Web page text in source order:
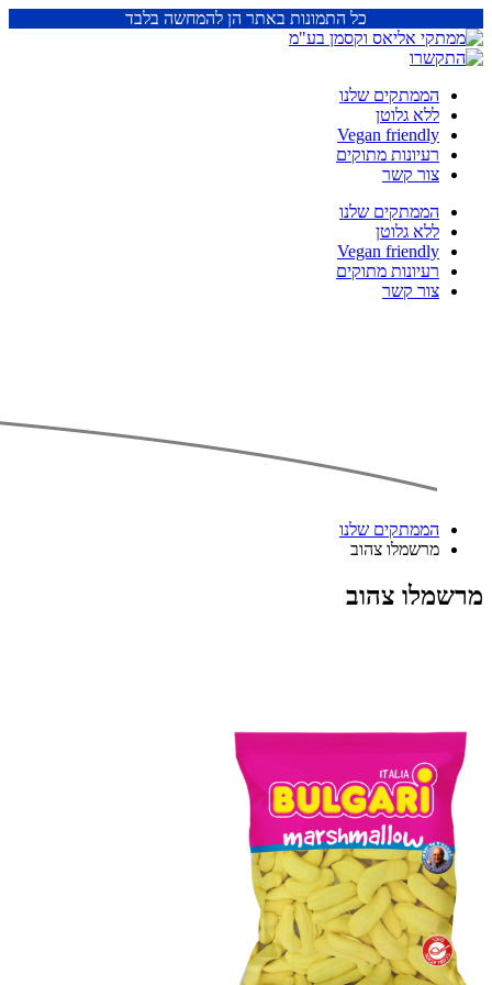
כל התמונות באתר הן להמחשה בלבד
הממתקים שלנו
ללא גלוטן
Vegan friendly
רעיונות מתוקים
צור קשר
הממתקים שלנו
ללא גלוטן
Vegan friendly
רעיונות מתוקים
צור קשר
הממתקים שלנו
מרשמלו צהוב
מרשמלו צהוב